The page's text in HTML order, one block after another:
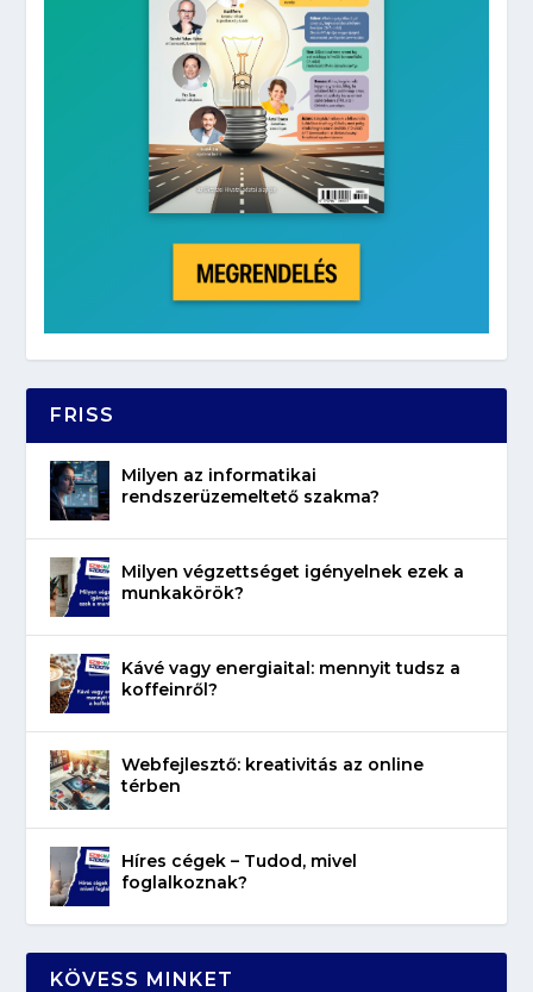
FRISS
Milyen az informatikai
rendszerüzemeltető szakma?
Milyen végzettséget igényelnek ezek a
munkakörök?
Kávé vagy energiaital: mennyit tudsz a
koffeinről?
Webfejlesztő: kreativitás az online
térben
Híres cégek – Tudod, mivel
foglalkoznak?
KÖVESS MINKET